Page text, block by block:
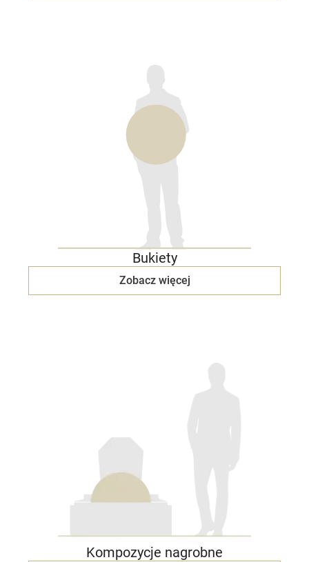
Bukiety
Zobacz więcej
Kompozycje nagrobne